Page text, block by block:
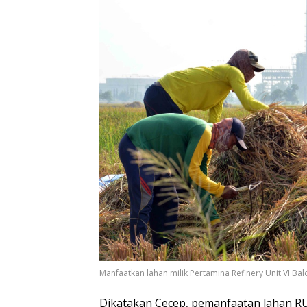
Manfaatkan lahan milik Pertamina Refinery Unit VI
Dikatakan Cecep, pemanfaatan lahan